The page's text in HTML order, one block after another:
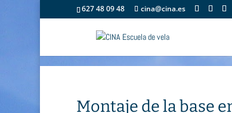
627 48 09 48 cina@cina.es
Montaje de la base